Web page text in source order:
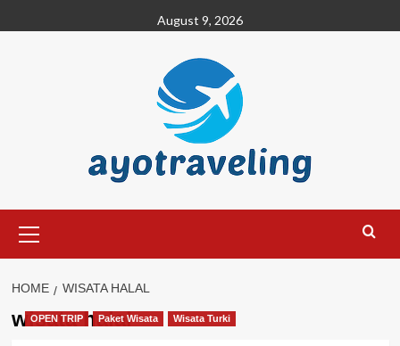
to
August 9, 2026
Menu
HOME WISATA HALAL
wisata halal
OPEN TRIP Paket Wisata Wisata Turki